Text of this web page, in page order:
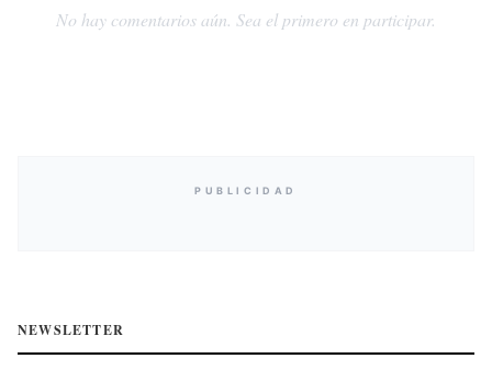
No hay comentarios aún. Sea el primero en participar.
PUBLICIDAD
NEWSLETTER